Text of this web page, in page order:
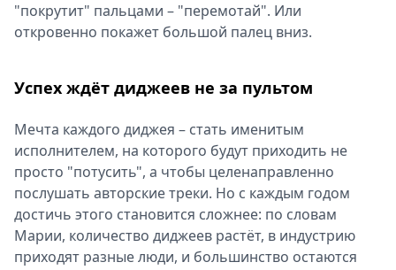
"покрутит" пальцами – "перемотай". Или
откровенно покажет большой палец вниз.
Успех ждёт диджеев не за пультом
Мечта каждого диджея – стать именитым
исполнителем, на которого будут приходить не
просто "потусить", а чтобы целенаправленно
послушать авторские треки. Но с каждым годом
достичь этого становится сложнее: по словам
Марии, количество диджеев растёт, в индустрию
приходят разные люди, и большинство остаются